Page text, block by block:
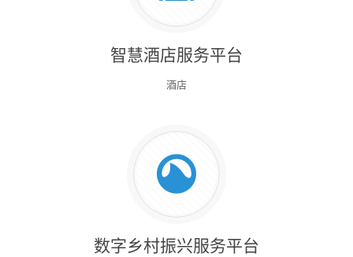
智慧酒店服务平台
酒店
数字乡村振兴服务平台